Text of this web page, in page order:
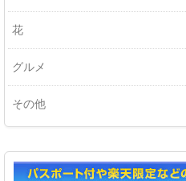
花
グルメ
その他